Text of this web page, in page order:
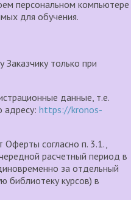
персональном компьютере
для обучения.
Заказчику только при
данные, т.е.
адресу: https://kronos-
Оферты согласно п. 3.1.,
расчетный период в
за отдельный
библиотеку курсов) в